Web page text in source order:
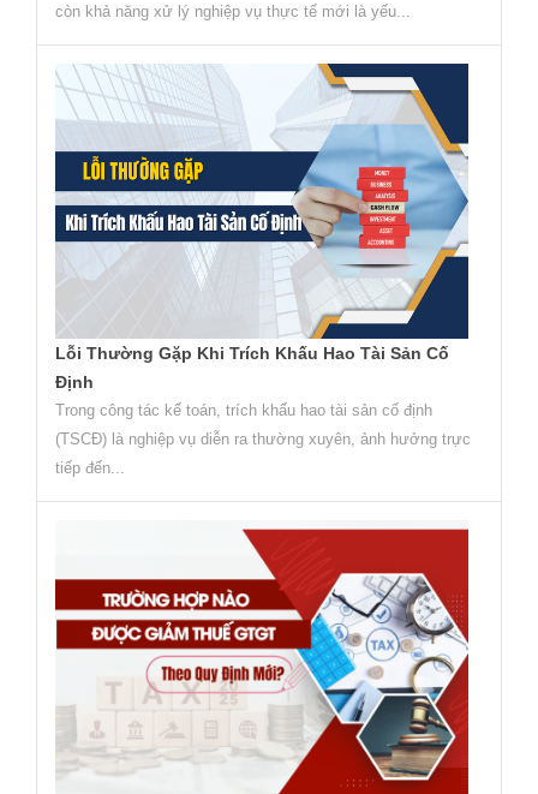
còn khả năng xử lý nghiệp vụ thực tế mới là yếu...
Lỗi Thường Gặp Khi Trích Khấu Hao Tài Sản Cố
Định
Trong công tác kế toán, trích khấu hao tài sản cố định
(TSCĐ) là nghiệp vụ diễn ra thường xuyên, ảnh hưởng trực
tiếp đến...